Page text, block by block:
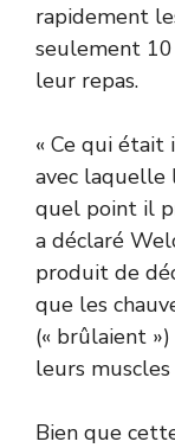
rapidement
seulement
leur repas.
« Ce qui était
avec laquelle
quel point il
a déclaré
produit de
que les
(« brûlaient
leurs
Bien que